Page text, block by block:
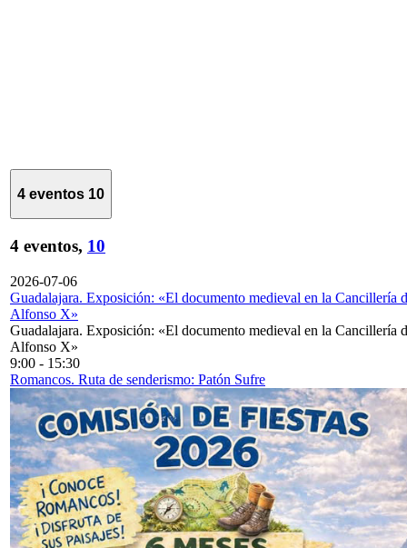
4 eventos 10
4 eventos, 10
2026-07-06
Guadalajara. Exposición: «El documento medieval en la Cancillería
Alfonso X»
Guadalajara. Exposición: «El documento medieval en la Cancillería
Alfonso X»
9:00 - 15:30
Romancos. Ruta de senderismo: Patón Sufre